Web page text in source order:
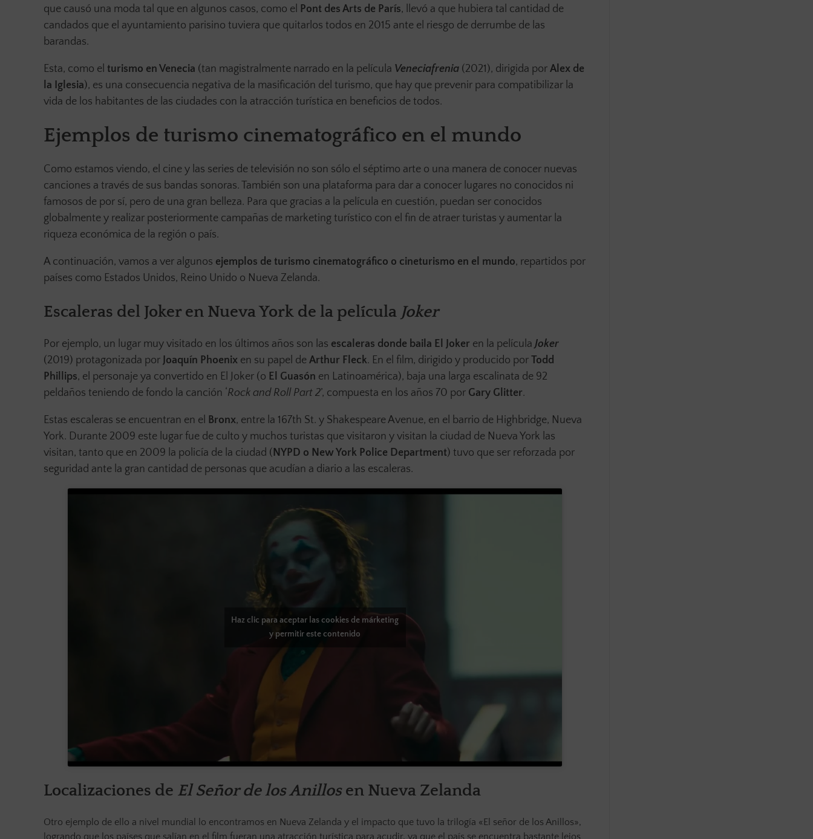
que causó una moda tal que en algunos casos, como el Pont des Arts de París, llevó a que hubiera tal cantidad de
candados que el ayuntamiento parisino tuviera que quitarlos todos en 2015 ante el riesgo de derrumbe de las
barandas.
Esta, como el turismo en Venecia (tan magistralmente narrado en la película Veneciafrenia (2021), dirigida por Alex de
la Iglesia), es una consecuencia negativa de la masificación del turismo, que hay que prevenir para compatibilizar la
vida de los habitantes de las ciudades con la atracción turística en beneficios de todos.
Ejemplos de turismo cinematográfico en el mundo
Como estamos viendo, el cine y las series de televisión no son sólo el séptimo arte o una manera de conocer nuevas
canciones a través de sus bandas sonoras. También son una plataforma para dar a conocer lugares no conocidos ni
famosos de por sí, pero de una gran belleza. Para que gracias a la película en cuestión, puedan ser conocidos
globalmente y realizar posteriormente campañas de marketing turístico con el fin de atraer turistas y aumentar la
riqueza económica de la región o país.
A continuación, vamos a ver algunos ejemplos de turismo cinematográfico o cineturismo en el mundo, repartidos por
países como Estados Unidos, Reino Unido o Nueva Zelanda.
Escaleras del Joker en Nueva York de la película Joker
Por ejemplo, un lugar muy visitado en los últimos años son las escaleras donde baila El Joker en la película Joker
(2019) protagonizada por Joaquín Phoenix en su papel de Arthur Fleck. En el film, dirigido y producido por Todd
Phillips, el personaje ya convertido en El Joker (o El Guasón en Latinoamérica), baja una larga escalinata de 92
peldaños teniendo de fondo la canción ‘Rock and Roll Part 2’, compuesta en los años 70 por Gary Glitter.
Estas escaleras se encuentran en el Bronx, entre la 167th St. y Shakespeare Avenue, en el barrio de Highbridge, Nueva
York. Durante 2009 este lugar fue de culto y muchos turistas que visitaron y visitan la ciudad de Nueva York las
visitan, tanto que en 2009 la policía de la ciudad (NYPD o New York Police Department) tuvo que ser reforzada por
seguridad ante la gran cantidad de personas que acudían a diario a las escaleras.
Haz clic para aceptar las cookies de márketing
y permitir este contenido
Localizaciones de El Señor de los Anillosen Nueva Zelanda
Otro ejemplo de ello a nivel mundial lo encontramos en Nueva Zelanda y el impacto que tuvo la trilogía «El señor de los Anillos»,
logrando que los países que salían en el film fueran una atracción turística para acudir, ya que el país se encuentra bastante lejos